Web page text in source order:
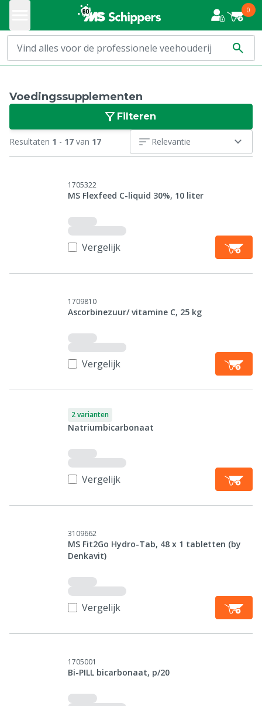
0
Voedingssupplementen
Filteren
Resultaten 1 - 17 van 17 Relevantie
1705322
MS Flexfeed C-liquid 30%, 10 liter
Vergelijk
1709810
Ascorbinezuur/ vitamine C, 25 kg
Vergelijk
2 varianten
Natriumbicarbonaat
Vergelijk
3109662
MS Fit2Go Hydro-Tab, 48 x 1 tabletten (by
Denkavit)
Vergelijk
1705001
Bi-PILL bicarbonaat, p/20